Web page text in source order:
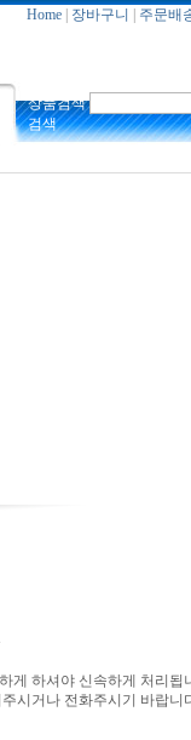
Home 장바구니 주문배
상품검색
검색
게 하셔야 신속하게 처리됩
시거나 전화주시기 바랍니